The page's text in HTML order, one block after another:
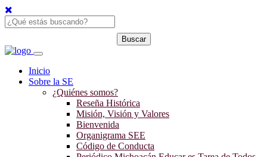
Inicio
Sobre la SE
¿Quiénes somos?
Reseña Histórica
Misión, Visión y Valores
Bienvenida
Organigrama SEE
Código de Conducta